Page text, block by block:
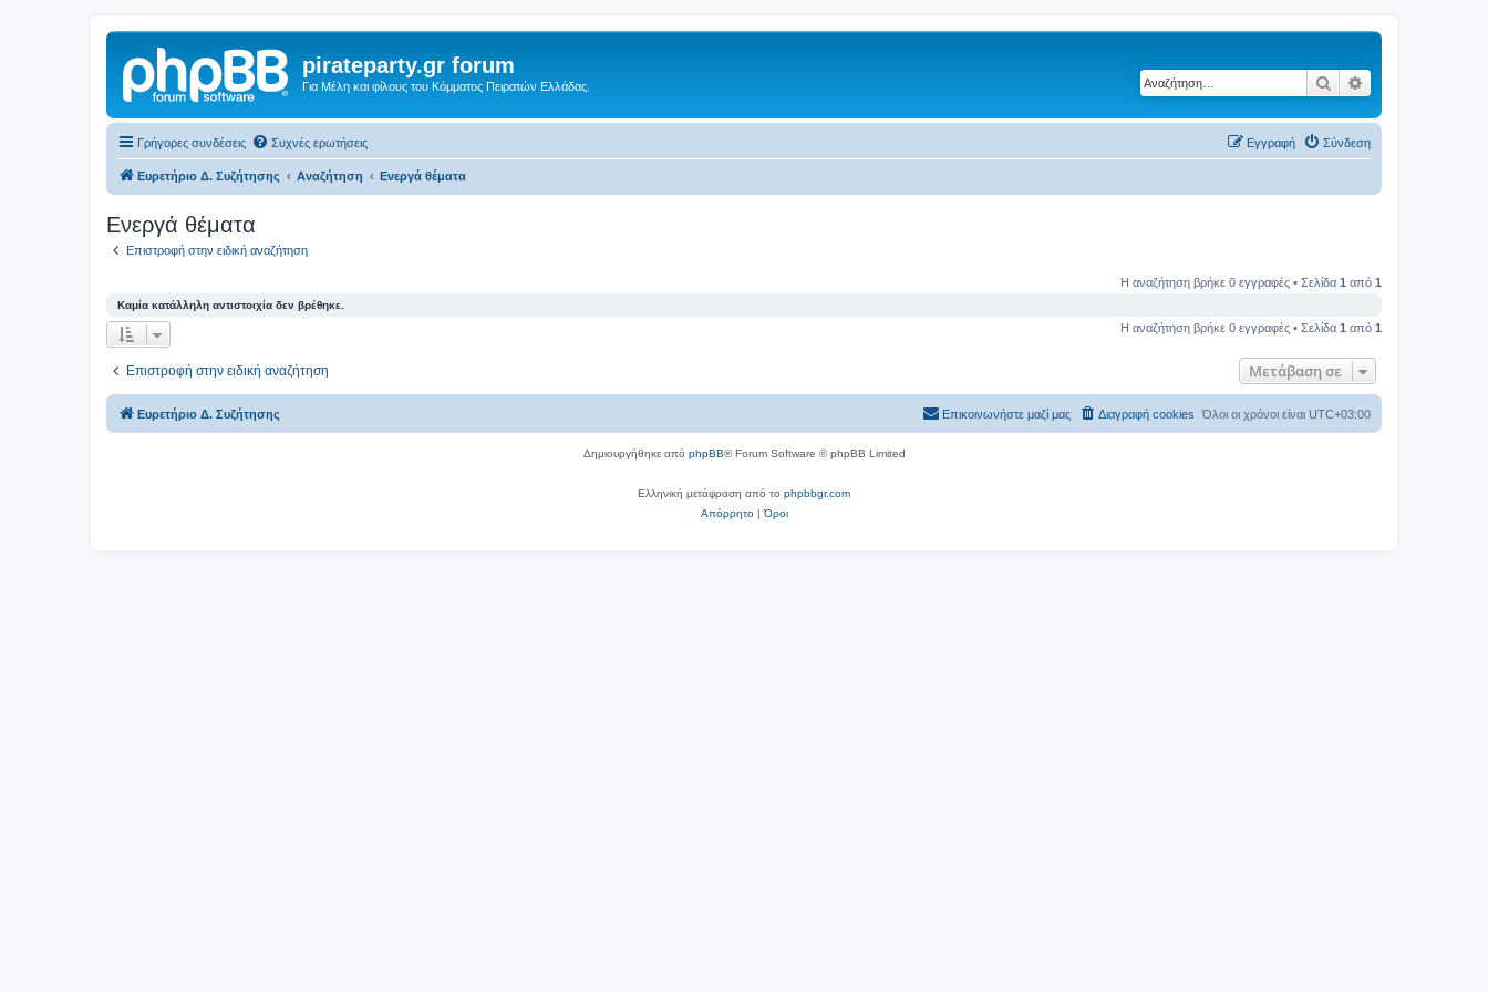
pirateparty.gr forum
Για Μέλη και φίλους του Κόμματος Πειρατών Ελλάδας. Αναζήτηση
Γρήγορες συνδέσεις Συχνές ερωτήσεις Σύνδεση
Εγγραφή
Ευρετήριο Δ. Συζήτησης Αναζήτηση Ενεργά θέματα
Ενεργά θέματα
Επιστροφή στην ειδική αναζήτηση
Η αναζήτηση βρήκε 0 εγγραφές • Σελίδα 1 από 1
Καμία κατάλληλη αντιστοιχία δεν βρέθηκε.
Η αναζήτηση βρήκε 0 εγγραφές • Σελίδα 1 από 1
Επιστροφή στην ειδική αναζήτηση Μετάβαση σε
Ευρετήριο Δ. Συζήτησης Όλοι οι χρόνοι είναι UTC+03:00
Διαγραφή cookies
Επικοινωνήστε μαζί μας
Δημιουργήθηκε από phpBB® Forum Software © phpBB Limited
Ελληνική μετάφραση από το phpbbgr.com
Απόρρητο|Όροι